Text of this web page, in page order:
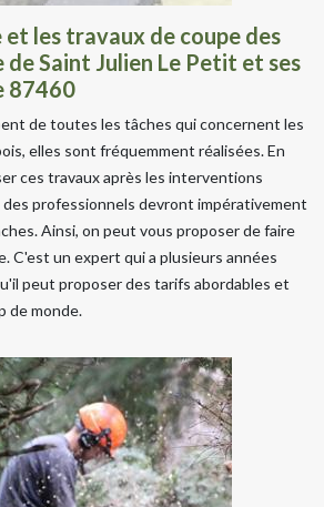
et les travaux de coupe des
de Saint Julien Le Petit et ses
87460
de toutes les tâches qui concernent les
elles sont fréquemment réalisées. En
ces travaux après les interventions
professionnels devront impérativement
Ainsi, on peut vous proposer de faire
C'est un expert qui a plusieurs années
peut proposer des tarifs abordables et
de monde.